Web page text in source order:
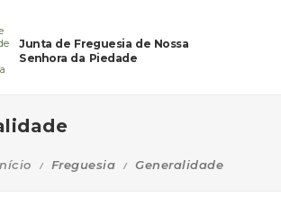
Junta de Freguesia de Nossa
Senhora da Piedade
Freguesia Generalidade